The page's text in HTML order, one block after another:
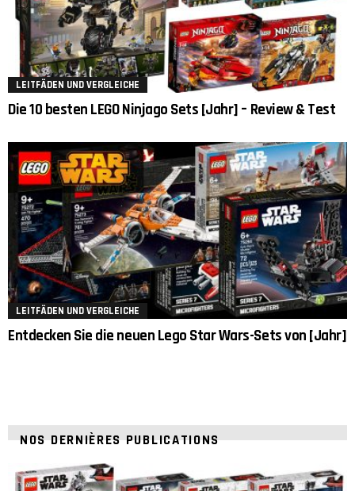
LEITFÄDEN UND VERGLEICHE
Die 10 besten LEGO Ninjago Sets [Jahr] – Review & Test
LEITFÄDEN UND VERGLEICHE
Entdecken Sie die neuen Lego Star Wars-Sets von [Jahr]
NOS DERNIÈRES PUBLICATIONS